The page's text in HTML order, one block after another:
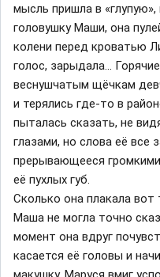
мысль пришла в
головушку Маши, она
колени перед кроватью
голос, зарыдала…
веснушчатым щёчкам
и терялись где-то в
пыталась сказать, не
глазами, но слова её все
прерывающееся
её пухлых губ.
Сколько она плакала вот
Маша не могла точно
момент она вдруг
касается её головы и